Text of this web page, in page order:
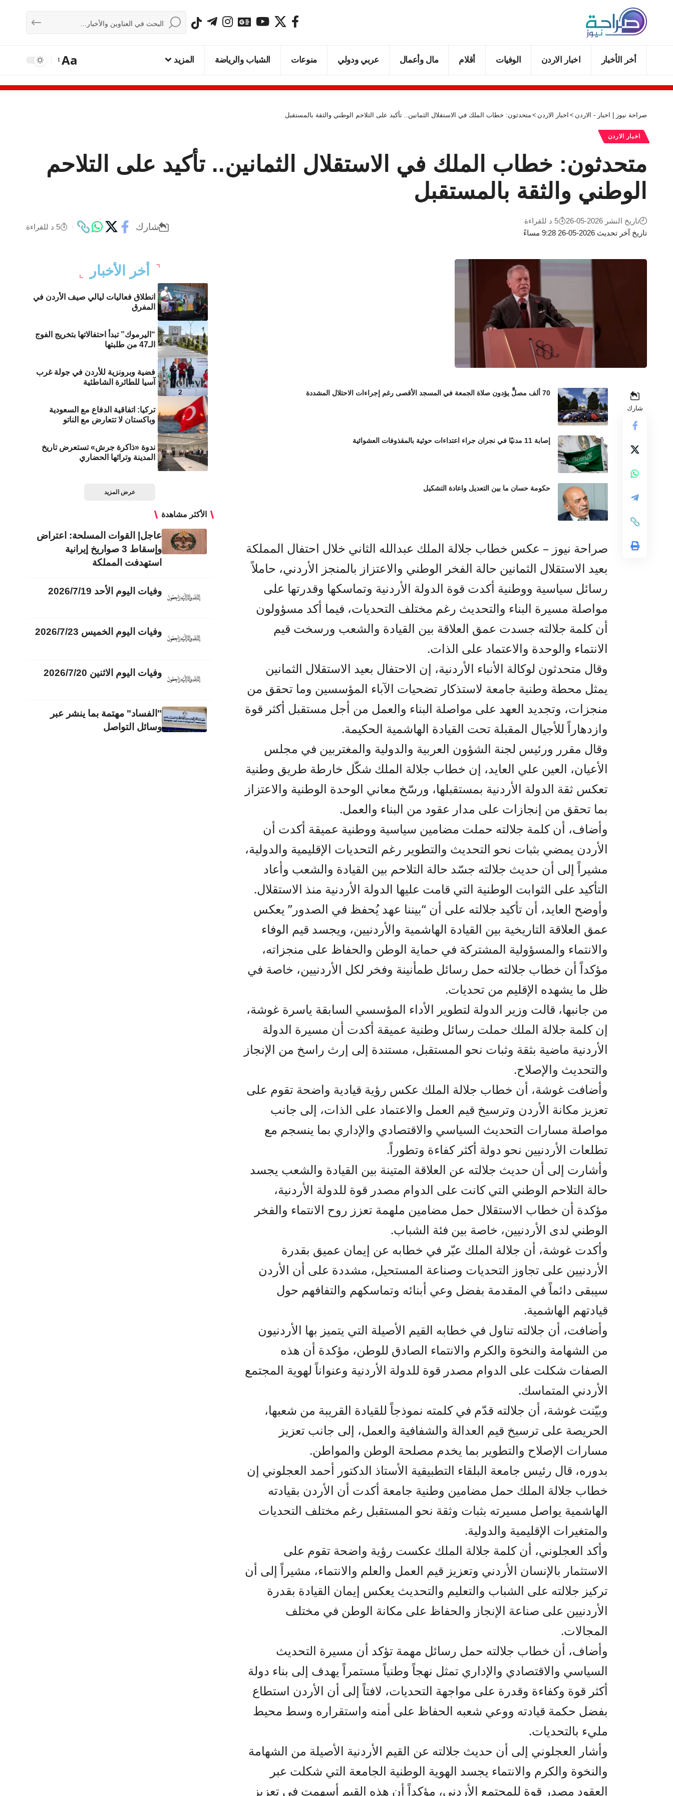
أخر الأخبار اخبار الاردن الوفيات أقلام مال وأعمال عربي ودولي منوعات الشباب والرياضة المزيد Aa
صراحة نيوز | اخبار - الاردن > اخبار الاردن > متحدثون: خطاب الملك في الاستقلال الثمانين.. تأكيد على التلاحم الوطني والثقة بالمستقبل
اخبار الاردن
متحدثون: خطاب الملك في الاستقلال الثمانين.. تأكيد على التلاحم
الوطني والثقة بالمستقبل
تاريخ آخر تحديث 2026-05-26 9:28 مساءً
تاريخ النشر 2026-05-26 5 د للقراءة
شارك 5 د للقراءة
شارك
70 ألف مصلٍّ يؤدون صلاة الجمعة في المسجد الأقصى رغم إجراءات الاحتلال المشددة
إصابة 11 مدنيًا في نجران جراء اعتداءات حوثية بالمقذوفات العشوائية
حكومة حسان ما بين التعديل واعادة التشكيل
صراحة نيوز – عكس خطاب جلالة الملك عبدالله الثاني خلال احتفال المملكة
بعيد الاستقلال الثمانين حالة الفخر الوطني والاعتزاز بالمنجز الأردني، حاملاً
رسائل سياسية ووطنية أكدت قوة الدولة الأردنية وتماسكها وقدرتها على
مواصلة مسيرة البناء والتحديث رغم مختلف التحديات، فيما أكد مسؤولون
أن كلمة جلالته جسدت عمق العلاقة بين القيادة والشعب ورسخت قيم
الانتماء والوحدة والاعتماد على الذات.
وقال متحدثون لوكالة الأنباء الأردنية، إن الاحتفال بعيد الاستقلال الثمانين
يمثل محطة وطنية جامعة لاستذكار تضحيات الآباء المؤسسين وما تحقق من
منجزات، وتجديد العهد على مواصلة البناء والعمل من أجل مستقبل أكثر قوة
وازدهاراً للأجيال المقبلة تحت القيادة الهاشمية الحكيمة.
وقال مقرر ورئيس لجنة الشؤون العربية والدولية والمغتربين في مجلس
الأعيان، العين علي العايد، إن خطاب جلالة الملك شكّل خارطة طريق وطنية
تعكس ثقة الدولة الأردنية بمستقبلها، ورسّخ معاني الوحدة الوطنية والاعتزاز
بما تحقق من إنجازات على مدار عقود من البناء والعمل.
وأضاف، أن كلمة جلالته حملت مضامين سياسية ووطنية عميقة أكدت أن
الأردن يمضي بثبات نحو التحديث والتطوير رغم التحديات الإقليمية والدولية،
مشيراً إلى أن حديث جلالته جسّد حالة التلاحم بين القيادة والشعب وأعاد
التأكيد على الثوابت الوطنية التي قامت عليها الدولة الأردنية منذ الاستقلال.
وأوضح العايد، أن تأكيد جلالته على أن “بيننا عهد يُحفظ في الصدور” يعكس
عمق العلاقة التاريخية بين القيادة الهاشمية والأردنيين، ويجسد قيم الوفاء
والانتماء والمسؤولية المشتركة في حماية الوطن والحفاظ على منجزاته،
مؤكداً أن خطاب جلالته حمل رسائل طمأنينة وفخر لكل الأردنيين، خاصة في
ظل ما يشهده الإقليم من تحديات.
من جانبها، قالت وزير الدولة لتطوير الأداء المؤسسي السابقة ياسرة غوشة،
إن كلمة جلالة الملك حملت رسائل وطنية عميقة أكدت أن مسيرة الدولة
الأردنية ماضية بثقة وثبات نحو المستقبل، مستندة إلى إرث راسخ من الإنجاز
والتحديث والإصلاح.
وأضافت غوشة، أن خطاب جلالة الملك عكس رؤية قيادية واضحة تقوم على
تعزيز مكانة الأردن وترسيخ قيم العمل والاعتماد على الذات، إلى جانب
مواصلة مسارات التحديث السياسي والاقتصادي والإداري بما ينسجم مع
تطلعات الأردنيين نحو دولة أكثر كفاءة وتطوراً.
وأشارت إلى أن حديث جلالته عن العلاقة المتينة بين القيادة والشعب يجسد
حالة التلاحم الوطني التي كانت على الدوام مصدر قوة للدولة الأردنية،
مؤكدة أن خطاب الاستقلال حمل مضامين ملهمة تعزز روح الانتماء والفخر
الوطني لدى الأردنيين، خاصة بين فئة الشباب.
وأكدت غوشة، أن جلالة الملك عبّر في خطابه عن إيمان عميق بقدرة
الأردنيين على تجاوز التحديات وصناعة المستحيل، مشددة على أن الأردن
سيبقى دائماً في المقدمة بفضل وعي أبنائه وتماسكهم والتفافهم حول
قيادتهم الهاشمية.
وأضافت، أن جلالته تناول في خطابه القيم الأصيلة التي يتميز بها الأردنيون
من الشهامة والنخوة والكرم والانتماء الصادق للوطن، مؤكدة أن هذه
الصفات شكلت على الدوام مصدر قوة للدولة الأردنية وعنواناً لهوية المجتمع
الأردني المتماسك.
وبيّنت غوشة، أن جلالته قدّم في كلمته نموذجاً للقيادة القريبة من شعبها،
الحريصة على ترسيخ قيم العدالة والشفافية والعمل، إلى جانب تعزيز
مسارات الإصلاح والتطوير بما يخدم مصلحة الوطن والمواطن.
بدوره، قال رئيس جامعة البلقاء التطبيقية الأستاذ الدكتور أحمد العجلوني إن
خطاب جلالة الملك حمل مضامين وطنية جامعة أكدت أن الأردن بقيادته
الهاشمية يواصل مسيرته بثبات وثقة نحو المستقبل رغم مختلف التحديات
والمتغيرات الإقليمية والدولية.
وأكد العجلوني، أن كلمة جلالة الملك عكست رؤية واضحة تقوم على
الاستثمار بالإنسان الأردني وتعزيز قيم العمل والعلم والانتماء، مشيراً إلى أن
تركيز جلالته على الشباب والتعليم والتحديث يعكس إيمان القيادة بقدرة
الأردنيين على صناعة الإنجاز والحفاظ على مكانة الوطن في مختلف
المجالات.
وأضاف، أن خطاب جلالته حمل رسائل مهمة تؤكد أن مسيرة التحديث
السياسي والاقتصادي والإداري تمثل نهجاً وطنياً مستمراً يهدف إلى بناء دولة
أكثر قوة وكفاءة وقدرة على مواجهة التحديات، لافتاً إلى أن الأردن استطاع
بفضل حكمة قيادته ووعي شعبه الحفاظ على أمنه واستقراره وسط محيط
مليء بالتحديات.
وأشار العجلوني إلى أن حديث جلالته عن القيم الأردنية الأصيلة من الشهامة
والنخوة والكرم والانتماء يجسد الهوية الوطنية الجامعة التي شكلت عبر
العقود مصدر قوة للمجتمع الأردني، مؤكداً أن هذه القيم أسهمت في تعزيز
أخر الأخبار
انطلاق فعاليات ليالي صيف الأردن في
المفرق
“اليرموك” تبدأ احتفالاتها بتخريج الفوج
الـ47 من طلبتها
فضية وبرونزية للأردن في جولة غرب
آسيا للطائرة الشاطئية
تركيا: اتفاقية الدفاع مع السعودية
وباكستان لا تتعارض مع الناتو
ندوة «ذاكرة جرش» تستعرض تاريخ
المدينة وتراثها الحضاري
عرض المزيد
الأكثر مشاهدة
عاجل| القوات المسلحة: اعتراض
وإسقاط 3 صواريخ إيرانية
استهدفت المملكة
وفيات اليوم الأحد 2026/7/19
وفيات اليوم الخميس 2026/7/23
وفيات اليوم الاثنين 2026/7/20
"الفساد" مهتمة بما ينشر عبر
وسائل التواصل